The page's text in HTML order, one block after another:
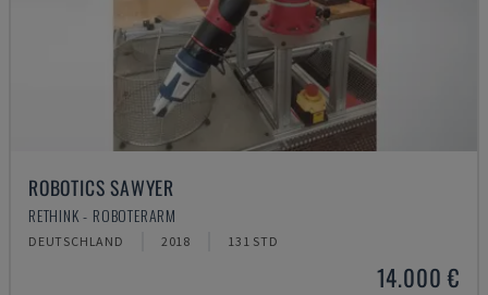
ROBOTICS SAWYER
RETHINK - ROBOTERARM
DEUTSCHLAND 2018 131 STD
14.000 €